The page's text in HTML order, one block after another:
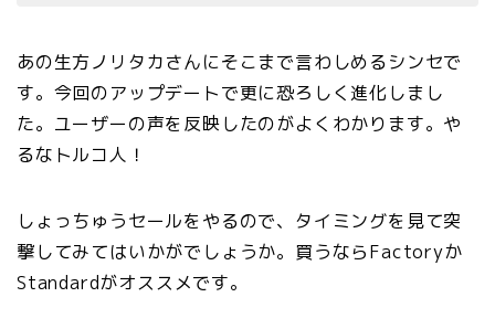
あの生方ノリタカさんにそこまで言わしめるシンセで
す。今回のアップデートで更に恐ろしく進化しまし
た。ユーザーの声を反映したのがよくわかります。や
るなトルコ人！
しょっちゅうセールをやるので、タイミングを見て突
撃してみてはいかがでしょうか。買うならFactoryか
Standardがオススメです。